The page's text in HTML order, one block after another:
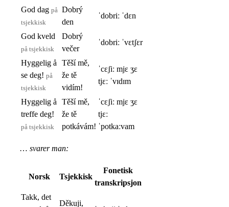
God dag på
tsjekkisk
Dobrý
den
ˈdobriː ˈdɛn
God kveld
på tsjekkisk
Dobrý
večer
ˈdobriː ˈvɛtʃɛr
Hyggelig å
se deg! på
tsjekkisk
Těší mě,
že tě
vidím!
ˈcɛʃiː mjɛ ʒɛ
tjɛː ˈvɪdɪm
Hyggelig å
treffe deg!
på tsjekkisk
Těší mě,
že tě
potkávám!
ˈcɛʃiː mjɛ ʒɛ
tjɛː
ˈpotkaːvam
… svarer man:
Norsk Tsjekkisk
Fonetisk
transkripsjon
Takk, det
Děkuji,